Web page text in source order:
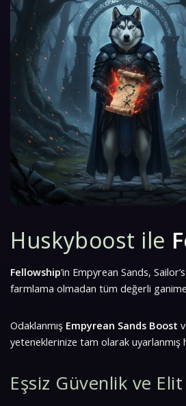
Huskyboost ile
Fellowship’in Empyrean Sands,
farmlama olmadan tüm değerli
Odaklanmış Empyrean Sands Boost
yeteneklerinize tam olarak uyarlanmış
Eşsiz Güvenlik ve